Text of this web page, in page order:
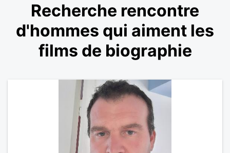
Recherche rencontre
d'hommes qui aiment les
films de biographie